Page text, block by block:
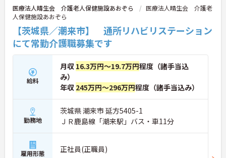
医療法人晴生会 介護老人保健施設あおぞら
医療法人晴生会 介護老
人保健施設あおぞら
【茨城県／潮来市】 通所リハビリステーション
にて常勤介護職募集です
給料
月収 16.3万円～19.7万円程度（諸手当込
み）
年収 245万円～296万円程度（諸手当込み）
勤務地
茨城県 潮来市 延方5405-1
ＪＲ鹿島線「潮来駅」バス・車11分
雇用形態 正社員(正職員)